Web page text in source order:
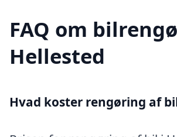
FAQ om
Hellested
Hvad koster rengøring af